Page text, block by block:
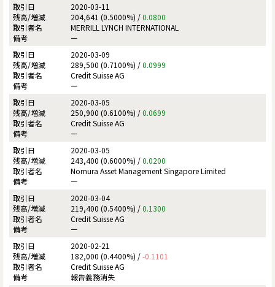
2020-03-11
204,641 (0.5000%) /0.0800
MERRILL LYNCH INTERNATIONAL
ー
2020-03-09
289,500 (0.7100%) /0.0999
Credit Suisse AG
ー
2020-03-05
250,900 (0.6100%) /0.0699
Credit Suisse AG
ー
2020-03-05
243,400 (0.6000%) /0.0200
Nomura Asset Management Singapore Limited
ー
2020-03-04
219,400 (0.5400%) /0.1300
Credit Suisse AG
ー
2020-02-21
182,000 (0.4400%) /-0.1101
Credit Suisse AG
報告義務消失